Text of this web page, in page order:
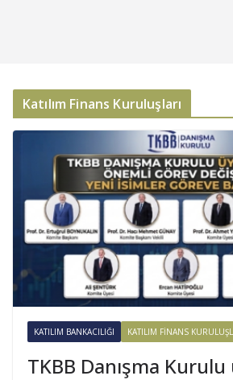
Katılım Finans Kuruluşları
KATILIM BANKACILIĞI KATILIM FINANS
TKBB Danışma